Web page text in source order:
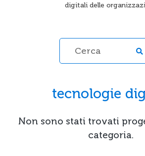
digitali delle
tecnologie
Non sono stati trovati
categoria.